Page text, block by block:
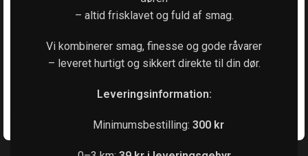
– altid frisklavet og fuld af smag.
Vi kombinerer smag, finesse og gode råvarer
– leveret hurtigt og sikkert direkte til din dør.
Leveringsinformation:
Minimumsbestilling: 300 kr